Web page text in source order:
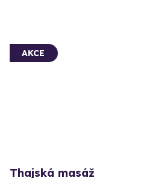
AKCE
Thajská masáž